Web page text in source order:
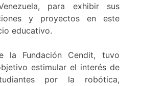
para exhibir sus
y proyectos en este
educativo.
la Fundación Cendit, tuvo
estimular el interés de
por la robótica,